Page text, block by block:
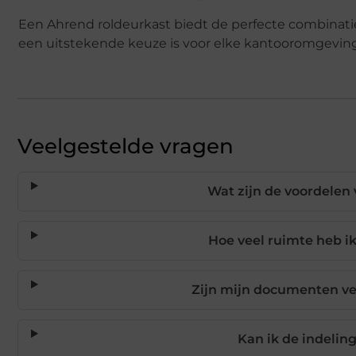
Een Ahrend roldeurkast biedt de perfecte
een uitstekende keuze is voor elke
Veelgestelde vragen
Wat zijn de
Hoe veel ruimte heb
Zijn mijn documenten
Kan ik de